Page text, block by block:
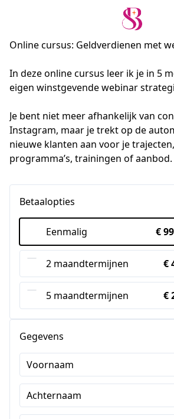
Online cursus: Geldverdienen met
In deze online cursus leer ik je in 5
eigen winstgevende webinar
Je bent niet meer afhankelijk van
Instagram, maar je trekt op de
nieuwe klanten aan voor je
programma’s, trainingen of aanbod.
Betaalopties
Eenmalig €
2 maandtermijnen €
5 maandtermijnen €
Gegevens
Voornaam
Achternaam